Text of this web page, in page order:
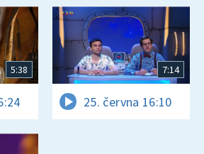
5:38 7:14
25. června 16:10